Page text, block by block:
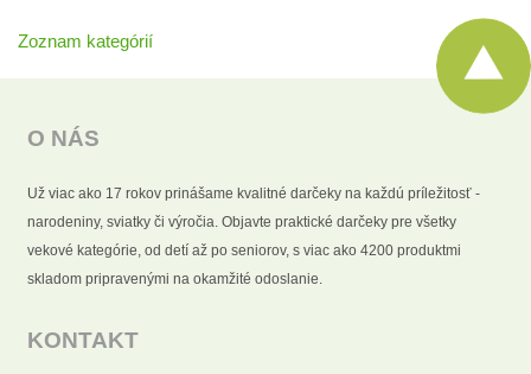
Zoznam kategórií
O NÁS
Už viac ako 17 rokov prinášame kvalitné darčeky na každú príležitosť -
narodeniny, sviatky či výročia. Objavte praktické darčeky pre všetky
vekové kategórie, od detí až po seniorov, s viac ako 4200 produktmi
skladom pripravenými na okamžité odoslanie.
KONTAKT